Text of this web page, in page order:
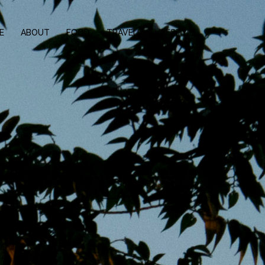
ABOUT FOOD TRAVEL LIFESTYLE